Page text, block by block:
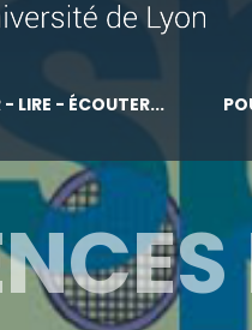
- LIRE - ÉCOUTER...